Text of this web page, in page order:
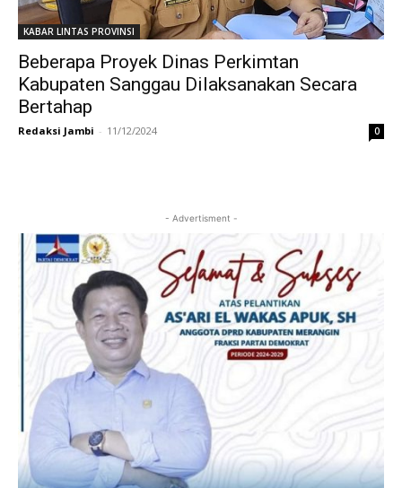
KABAR LINTAS PROVINSI
Beberapa Proyek Dinas Perkimtan
Kabupaten Sanggau Dilaksanakan Secara
Bertahap
Redaksi Jambi - 11/12/2024 0
- Advertisment -